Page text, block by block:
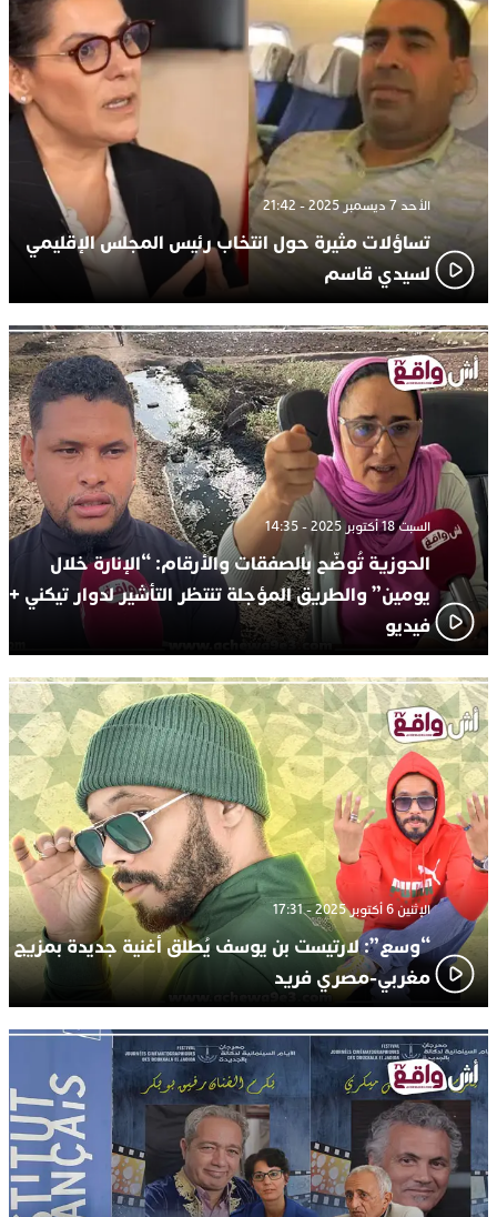
الأحد 7 ديسمبر 2025 - 21:42
تساؤلات مثيرة حول انتخاب رئيس المجلس الإقليمي
لسيدي قاسم
السبت 18 أكتوبر 2025 - 14:35
الحوزية تُوضّح بالصفقات والأرقام: “الإنارة خلال
يومين” والطريق المؤجلة تنتظر التأشير لدوار تيكني +
فيديو
الإثنين 6 أكتوبر 2025 - 17:31
“وسع”: لارتيست بن يوسف يُطلق أغنية جديدة بمزيج
مغربي-مصري فريد